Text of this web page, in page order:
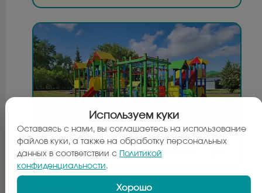
Благодаря узловой сборке, монтаж - 2 дня
Используем куки
Оставаясь с нами, вы соглашаетесь на использование
файлов куки, а также на обработку персональных
данных в соответствии с
Политикой
конфиденциальности.
Хорошо